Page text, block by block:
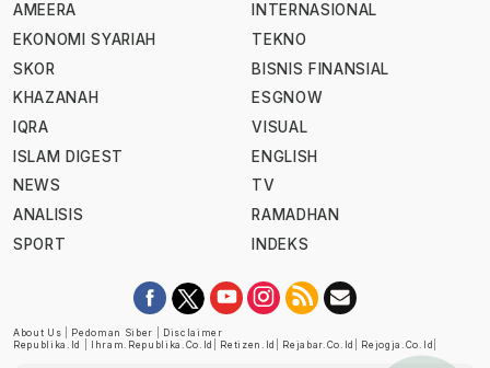
AMEERA
EKONOMI SYARIAH
SKOR
KHAZANAH
IQRA
ISLAM DIGEST
NEWS
ANALISIS
SPORT
INTERNASIONAL
TEKNO
BISNIS FINANSIAL
ESGNOW
VISUAL
ENGLISH
TV
RAMADHAN
INDEKS
About Us Pedoman Siber
Disclaimer
Republika.id
Ihram.republika.co.id Retizen.id Rejabar.co.id Rejogja.co.id